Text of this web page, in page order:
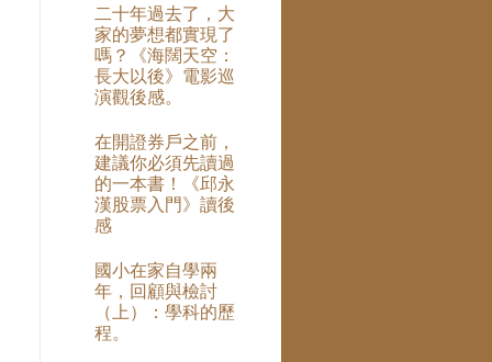
二十年過去了，大
家的夢想都實現了
嗎？《海闊天空：
長大以後》電影巡
演觀後感。
在開證券戶之前，
建議你必須先讀過
的一本書！《邱永
漢股票入門》讀後
感
國小在家自學兩
年，回顧與檢討
（上）：學科的歷
程。